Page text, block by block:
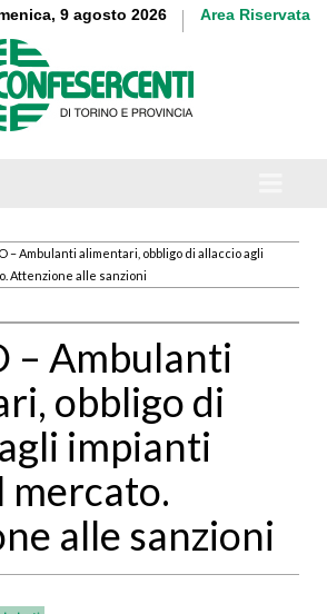
9 agosto 2026 Area Riservata
– Ambulanti alimentari, obbligo di allaccio agli
Attenzione alle sanzioni
– Ambulanti
obbligo di
impianti
mercato.
alle sanzioni